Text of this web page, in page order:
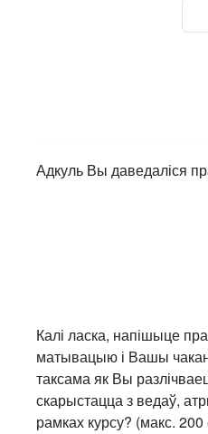
Адкуль Вы даведаліся
Калі ласка, напішыце
матывацыю і Вашы
таксама як Вы
скарыстацца з ведаў,
рамках курсу? (макс. 200